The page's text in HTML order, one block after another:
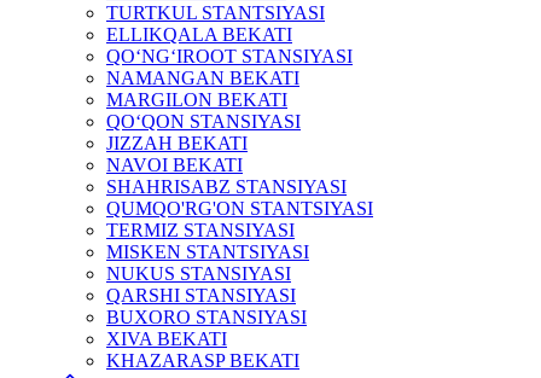
TURTKUL STANTSIYASI
ELLIKQALA BEKATI
QO‘NG‘IROOT STANSIYASI
NAMANGAN BEKATI
MARGILON BEKATI
QO‘QON STANSIYASI
JIZZAH BEKATI
NAVOI BEKATI
SHAHRISABZ STANSIYASI
QUMQO'RG'ON STANTSIYASI
TERMIZ STANSIYASI
MISKEN STANTSIYASI
NUKUS STANSIYASI
QARSHI STANSIYASI
BUXORO STANSIYASI
XIVA BEKATI
KHAZARASP BEKATI